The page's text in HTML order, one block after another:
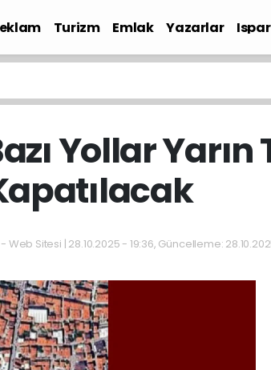
Turizm Emlak Yazarlar
Yollar
Web Sitesi | 28.10.2025 - 19:36, Güncelleme: